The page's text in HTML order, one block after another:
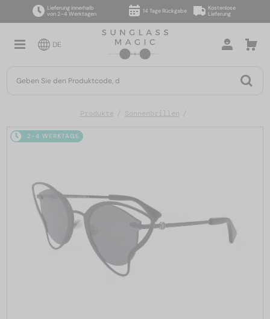
Lieferung innerhalb
von 2–4 Werktagen
14 Tage Rückgabe
Kostenlose
Lieferung
DE
Produkte Sonnenbrillen
2-4 WERKTAGE